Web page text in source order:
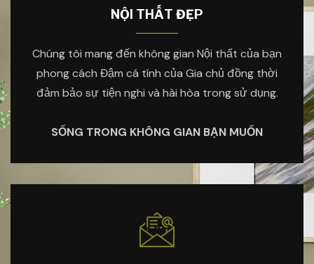
NỘI THẤT ĐẸP
Chúng tôi mang đến không gian Nội thất của bạn
phong cách Đậm cá tính của Gia chủ đồng thời
đảm bảo sự tiện nghi và hài hòa trong sử dụng.
SỐNG TRONG KHÔNG GIAN BẠN MUỐN